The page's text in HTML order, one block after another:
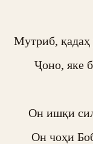
Мутриб, қадаҳ
Ҷоно, яке
Он ишқи
Он чоҳи